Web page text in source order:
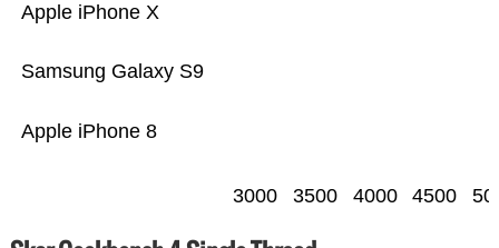
Apple iPhone 8
Samsung Galaxy S9
Apple iPhone X
3000 3500 4000 4500